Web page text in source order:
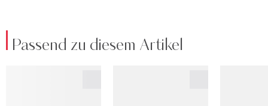
Passend zu diesem Artikel